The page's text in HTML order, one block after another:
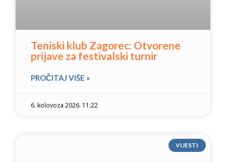
Teniski klub Zagorec: Otvorene
prijave za festivalski turnir
PROČITAJ VIŠE »
6. kolovoza 2026. 11:22
VIJESTI